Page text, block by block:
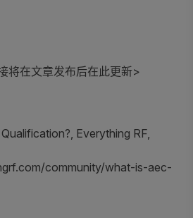
将在文章发布后在此更新>
Everything RF,
community/what-is-aec-